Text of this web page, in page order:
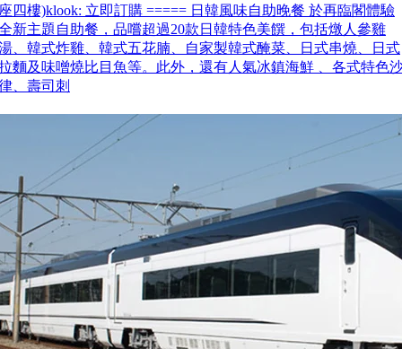
四樓)klook: 立即訂購 ===== 日韓風味自助晚餐 於再臨閣體驗
新主題自助餐，品嚐超過20款日韓特色美饌，包括燉人參雞
、韓式炸雞、韓式五花腩、自家製韓式醃菜、日式串燒、日式
麵及味噌燒比目魚等。此外，還有人氣冰鎮海鮮 、各式特色
、壽司刺